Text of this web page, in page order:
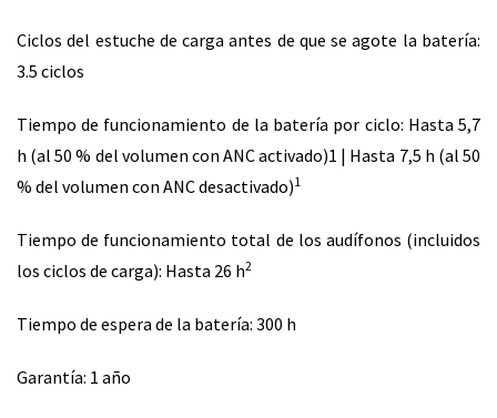
Ciclos del estuche de carga antes de que se agote la batería:
3.5 ciclos
Tiempo de funcionamiento de la batería por ciclo: Hasta 5,7
h (al 50 % del volumen con ANC activado)1 | Hasta 7,5 h (al 50
% del volumen con ANC desactivado)1
Tiempo de funcionamiento total de los audífonos (incluidos
los ciclos de carga): Hasta 26 h2
Tiempo de espera de la batería: 300 h
Garantía: 1 año